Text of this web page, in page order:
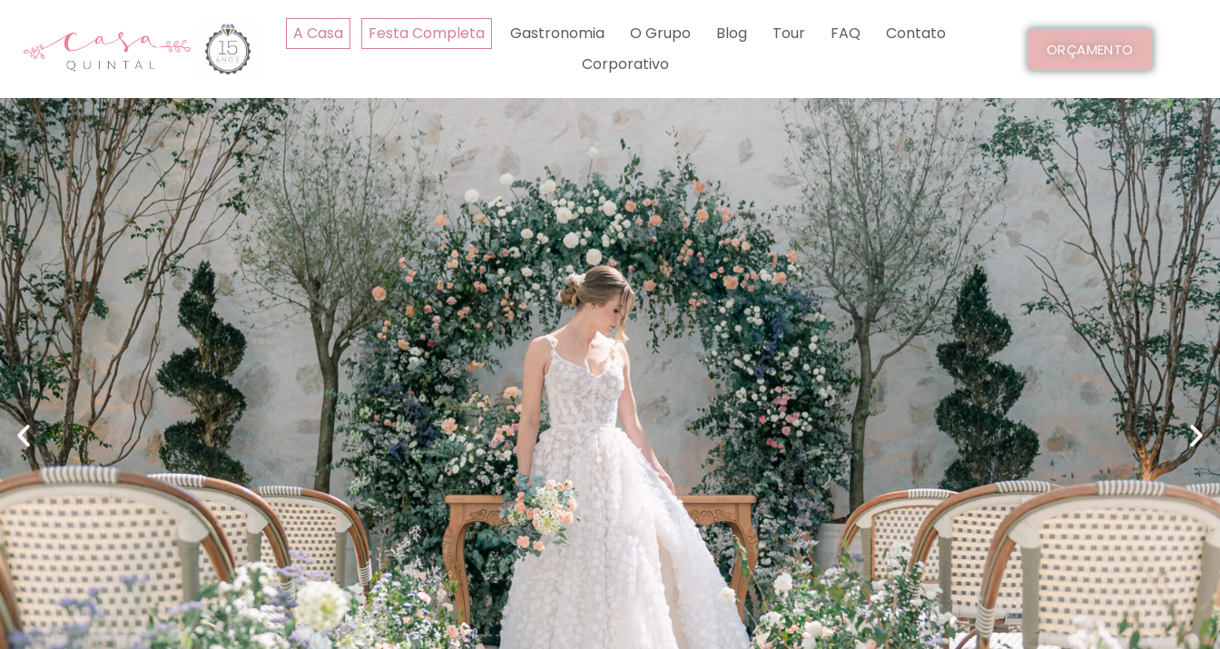
A Casa Festa Completa Gastronomia O Grupo Blog Tour FAQ
Contato
Corporativo
ORÇAMENTO